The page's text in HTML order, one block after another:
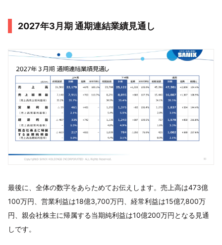
2027年3月期 通期連結業績見通し
最後に、全体の数字をあらためてお伝えします。売上高は473億
100万円、営業利益は18億3,700万円、経常利益は15億7,800万
円、親会社株主に帰属する当期純利益は10億200万円となる見通
しです。